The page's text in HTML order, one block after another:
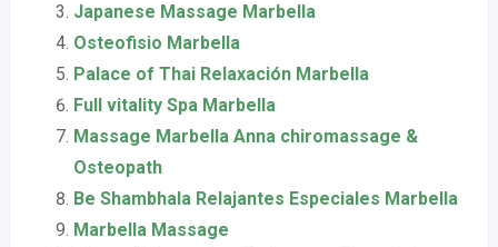
Japanese Massage Marbella
Osteofisio Marbella
Palace of Thai Relaxación Marbella
Full vitality Spa Marbella
Massage Marbella Anna chiromassage &
Osteopath
Be Shambhala Relajantes Especiales Marbella
Marbella Massage